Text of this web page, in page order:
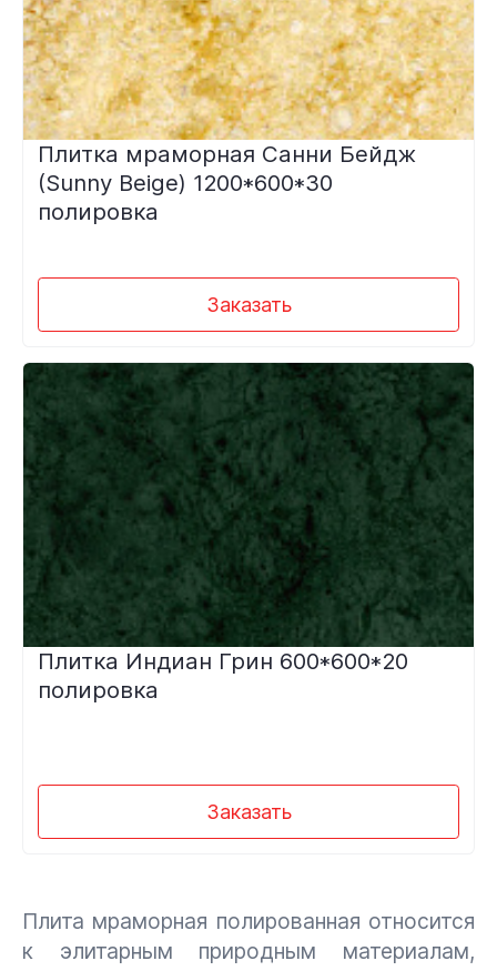
Плитка мраморная Санни Бейдж
(Sunny Beige) 1200*600*30
полировка
Заказать
Плитка Индиан Грин 600*600*20
полировка
Заказать
Плита мраморная полированная относится
к элитарным природным материалам,